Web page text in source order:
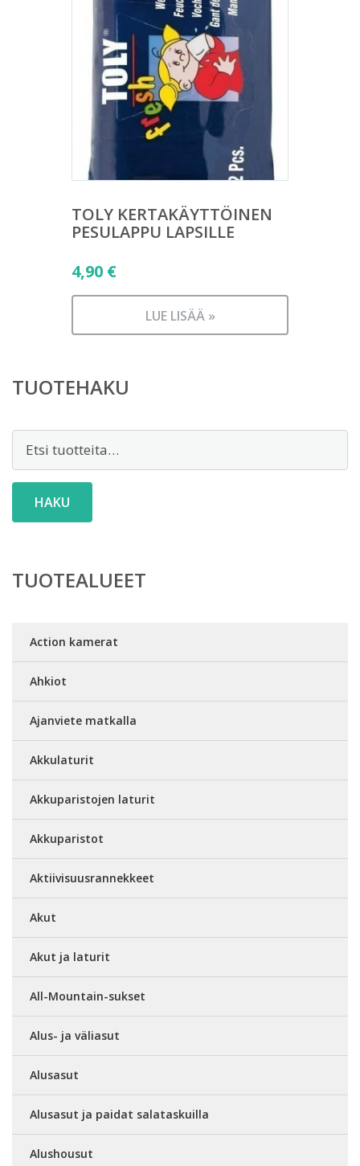
TOLY KERTAKÄYTTÖINEN
PESULAPPU LAPSILLE
4,90 €
LUE LISÄÄ »
TUOTEHAKU
Etsi:
HAKU
TUOTEALUEET
Action kamerat
Ahkiot
Ajanviete matkalla
Akkulaturit
Akkuparistojen laturit
Akkuparistot
Aktiivisuusrannekkeet
Akut
Akut ja laturit
All-Mountain-sukset
Alus- ja väliasut
Alusasut
Alusasut ja paidat salataskuilla
Alushousut